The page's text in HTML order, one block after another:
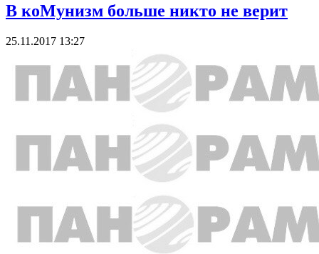
В коМунизм больше никто не верит
25.11.2017 13:27